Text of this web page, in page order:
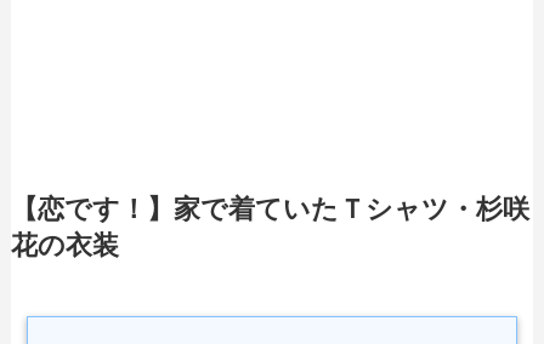
【恋です！】家で着ていたＴシャツ・杉咲
花の衣装